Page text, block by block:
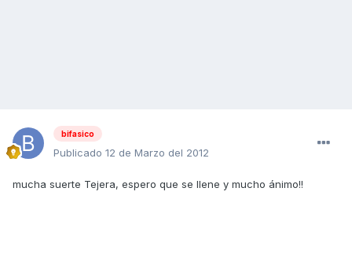
bifasico
Publicado 12 de Marzo del 2012
mucha suerte Tejera, espero que se llene y mucho ánimo!!